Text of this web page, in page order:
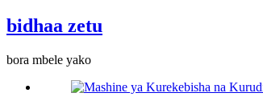
bidhaa zetu
bora mbele yako